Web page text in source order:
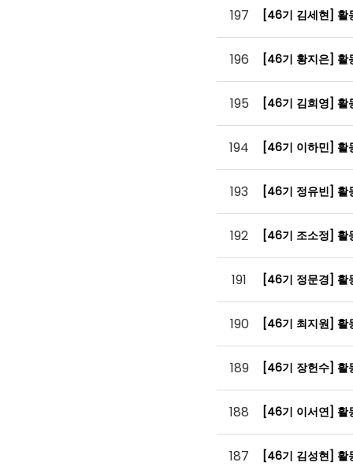
197 [46기 김세현] 활
196 [46기 황지은] 활
195 [46기 김희영] 활
194 [46기 이하민] 활
193 [46기 정유빈] 활
192 [46기 조소정] 활
191 [46기 정문경] 활
190 [46기 최지원] 활
189 [46기 장헌수] 활
188 [46기 이서연] 활
187 [46기 김성현] 활